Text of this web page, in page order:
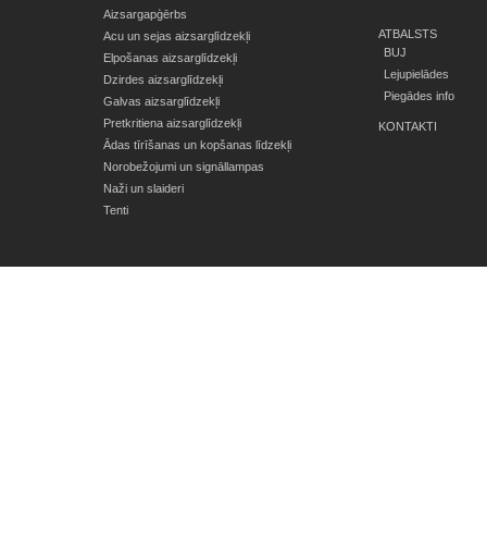
Aizsargapģērbs
Acu un sejas aizsarglīdzekļi
Elpošanas aizsarglīdzekļi
Dzirdes aizsarglīdzekļi
Galvas aizsarglīdzekļi
Pretkritiena aizsarglīdzekļi
Ādas tīrīšanas un kopšanas līdzekļi
Norobežojumi un signāllampas
Naži un slaideri
Tenti
ATBALSTS
BUJ
Lejupielādes
Piegādes info
KONTAKTI